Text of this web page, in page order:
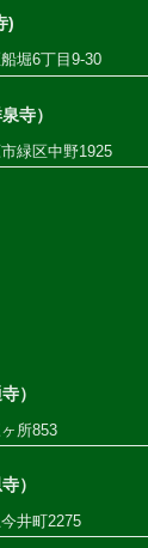
)
堀6丁目9-30
寺）
緑区中野1925
）
所853
）
井町2275